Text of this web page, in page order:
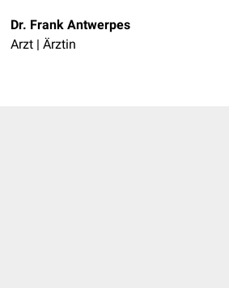
Dr. Frank Antwerpes
Arzt | Ärztin